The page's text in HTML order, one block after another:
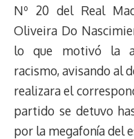
Nº 20 del Real
Oliveira Do
lo que motivó la
racismo, avisando al
realizara el
partido se detuvo
por la megafonía del